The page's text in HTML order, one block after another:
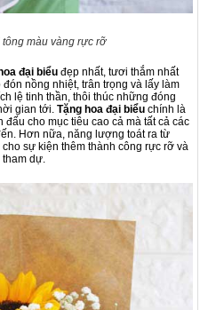
màu vàng rực rỡ
đại biểu đẹp nhất, tươi thắm nhất
nồng nhiệt, trân trọng và lấy làm
lệ tinh thần, thôi thúc những đóng
gian tới. Tặng hoa đại biểu chính là
cho mục tiêu cao cả mà tất cả các
Hơn nữa, năng lượng toát ra từ
sự kiện thêm thành công rực rỡ và
dự.